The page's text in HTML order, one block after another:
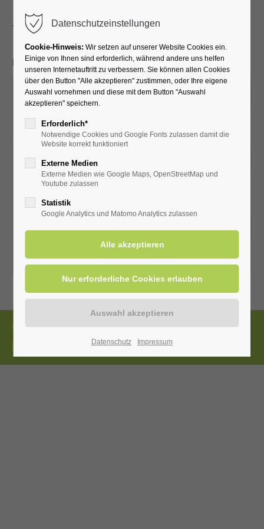
Unsere Servicezeiten:
Montag 09.00 - 17.0 Uhr
Dienstag
Mittwoch
Samstag 10:00 - 13:00 Uhr
© Copyright 2026 • Heilbad Westernkotten GmbH
Impressum
Datenschutz
Datenschutzeinstellungen
Cookie-Hinweis: Wir setzen auf unserer Website Cookies ein.
Einige von Ihnen sind erforderlich, während andere uns helfen
unseren Internetauftritt zu verbessern. Sie können allen Cookies
über den Button "Alle akzeptieren" zustimmen, oder Ihre eigene
Auswahl vornehmen und diese mit dem Button "Auswahl
akzeptieren" speichern.
Erforderlich*
Notwendige Cookies und Google Fonts zulassen damit die
Website korrekt funktioniert
Externe Medien
Externe Medien wie Google Maps, OpenStreetMap und
Youtube zulassen
Statistik
Google Analytics und Matomo Analytics zulassen
Datenschutz Impressum